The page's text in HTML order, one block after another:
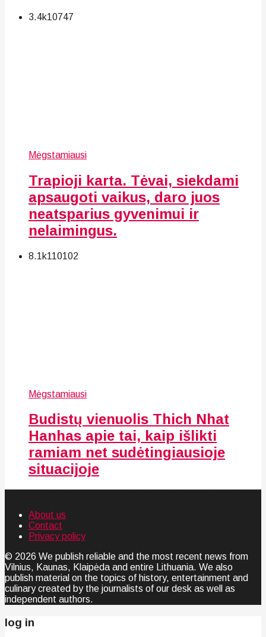
3.4k10747
Mėgstamiausi
Trapioji karta. Tėvai, siekdami
apsaugoti vaikus, daro juos
neatsparius gyvenimui ir
nelaimingus.
8.1k110102
Mėgstamiausi
Budistų vienuolis Thich Nhat
Hanhas apie tai, kaip išlikti
ramiam net sudėtingiausioje
situacijoje
About us
Contact
Privacy policy
© 2026 We publish reliable and the most recent news from
Vilnius, Kaunas, Klaipėda and entire Lithuania. We also
publish material on the topics of history, entertainment and
culinary created by the journalists of our desk as well as
independent authors.
log in